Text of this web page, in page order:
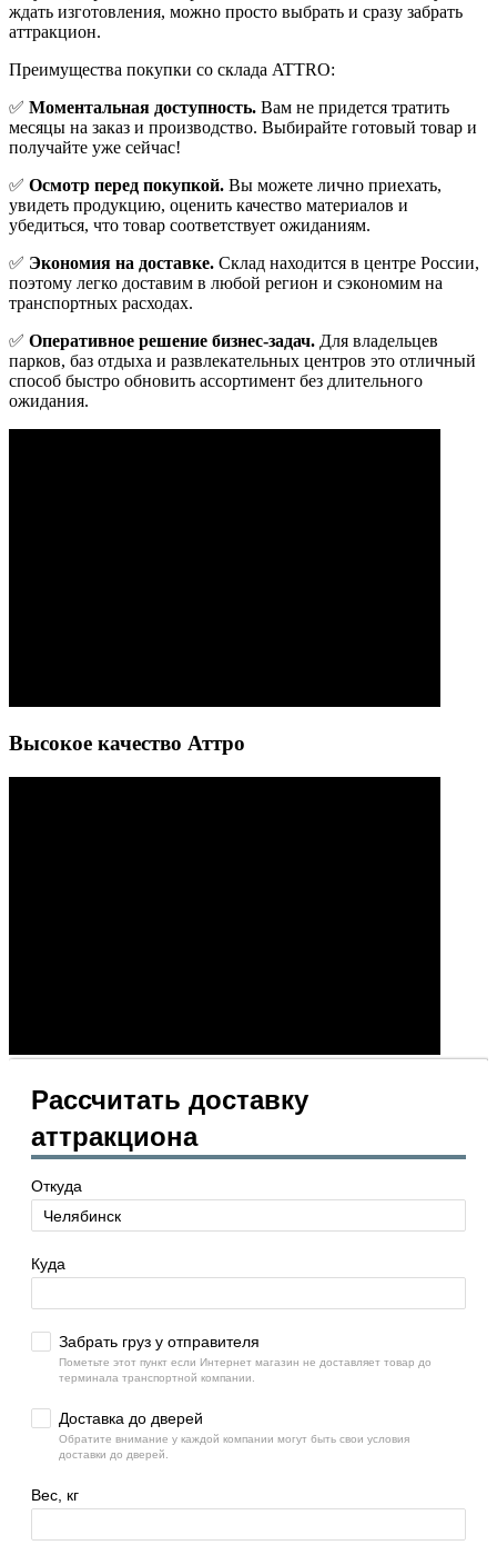
ждать изготовления, можно просто выбрать и сразу забрать
аттракцион.
Преимущества покупки со склада ATTRO:
✅ Моментальная доступность. Вам не придется тратить
месяцы на заказ и производство. Выбирайте готовый товар и
получайте уже сейчас!
✅ Осмотр перед покупкой. Вы можете лично приехать,
увидеть продукцию, оценить качество материалов и
убедиться, что товар соответствует ожиданиям.
✅ Экономия на доставке. Склад находится в центре России,
поэтому легко доставим в любой регион и сэкономим на
транспортных расходах.
✅ Оперативное решение бизнес-задач. Для владельцев
парков, баз отдыха и развлекательных центров это отличный
способ быстро обновить ассортимент без длительного
ожидания.
Высокое качество Аттро
Рассчитать доставку
аттракциона
Откуда
Куда
Забрать груз у отправителя
Пометьте этот пункт если Интернет магазин не доставляет товар до
терминала транспортной компании.
Доставка до дверей
Обратите внимание у каждой компании могут быть свои условия
доставки до дверей.
Вес, кг